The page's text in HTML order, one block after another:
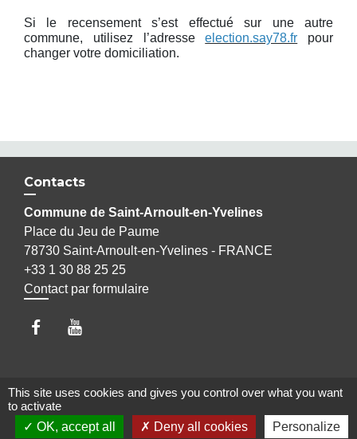
Si le recensement s’est effectué sur une autre
commune, utilisez l’adresseelection.say78.fr pour
changer votre domiciliation.
Contacts
Commune de Saint-Arnoult-en-Yvelines
Place du Jeu de Paume
78730 Saint-Arnoult-en-Yvelines - FRANCE
+33 1 30 88 25 25
Contact par formulaire
Liens
Maison Elsa Triolet Aragon
This site uses cookies and gives you control over what you want
to activate
OK, accept all
Deny all cookies Personalize